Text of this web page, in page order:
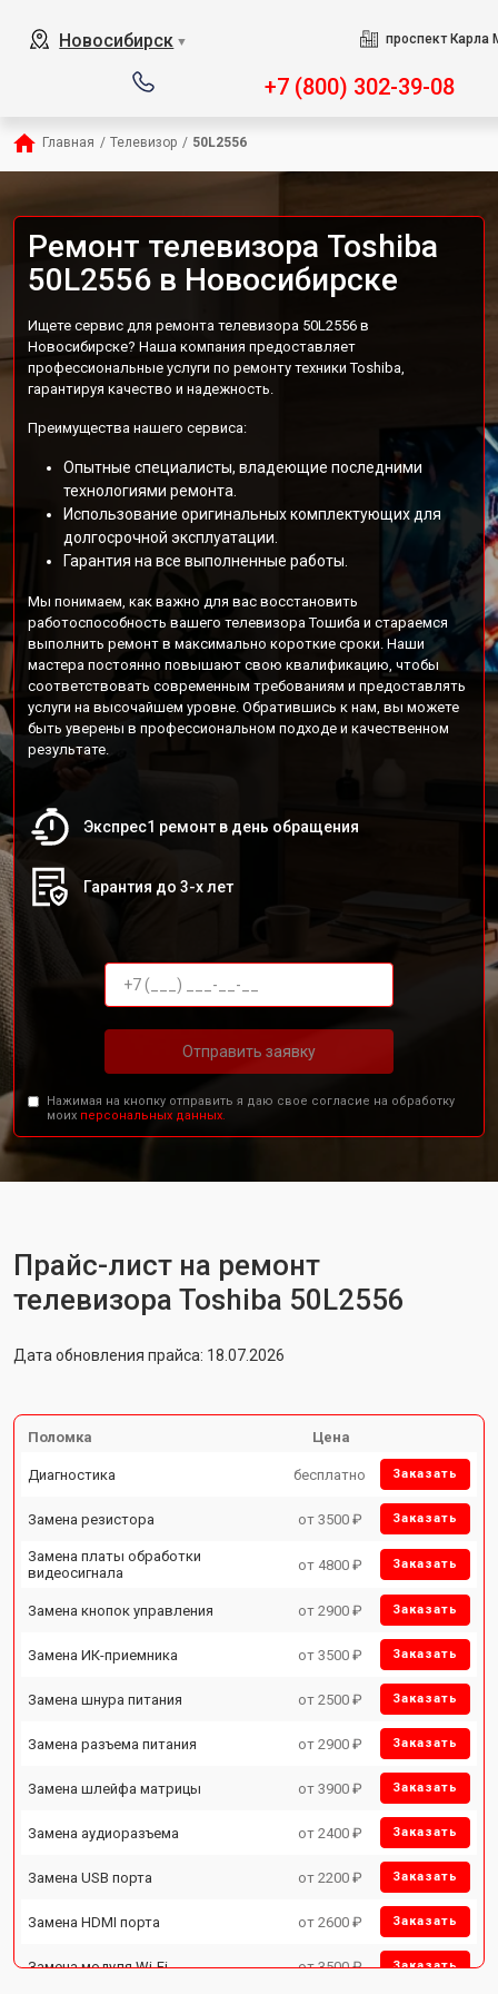
Новосибирск ▼ проспект Карла
+7 (800) 302-39-08
Главная / Телевизор / 50L2556
Ремонт телевизора Toshiba
50L2556 в Новосибирске
Ищете сервис для ремонта телевизора 50L2556 в
Новосибирске? Наша компания предоставляет
профессиональные услуги по ремонту техники Toshiba,
гарантируя качество и надежность.
Преимущества нашего сервиса:
Опытные специалисты, владеющие последними
технологиями ремонта.
Использование оригинальных комплектующих для
долгосрочной эксплуатации.
Гарантия на все выполненные работы.
Мы понимаем, как важно для вас восстановить
работоспособность вашего телевизора Тошиба и стараемся
выполнить ремонт в максимально короткие сроки. Наши
мастера постоянно повышают свою квалификацию, чтобы
соответствовать современным требованиям и предоставлять
услуги на высочайшем уровне. Обратившись к нам, вы можете
быть уверены в профессиональном подходе и качественном
результате.
Экспрес1 ремонт в день обращения
Гарантия до 3-х лет
Отправить заявку
Нажимая на кнопку отправить я даю свое согласие на обработку
моих персональных данных.
Прайс-лист на ремонт
телевизора Toshiba 50L2556
Дата обновления прайса: 18.07.2026
Поломка Цена
Диагностика бесплатно Заказать
Замена резистора от 3500 ₽ Заказать
Замена платы обработки
видеосигнала
от 4800 ₽ Заказать
Замена кнопок управления от 2900 ₽ Заказать
Замена ИК-приемника от 3500 ₽ Заказать
Замена шнура питания от 2500 ₽ Заказать
Замена разъема питания от 2900 ₽ Заказать
Замена шлейфа матрицы от 3900 ₽ Заказать
Замена аудиоразъема от 2400 ₽ Заказать
Замена USB порта от 2200 ₽ Заказать
Замена HDMI порта от 2600 ₽ Заказать
Замена модуля Wi-Fi от 3500 ₽ Заказать